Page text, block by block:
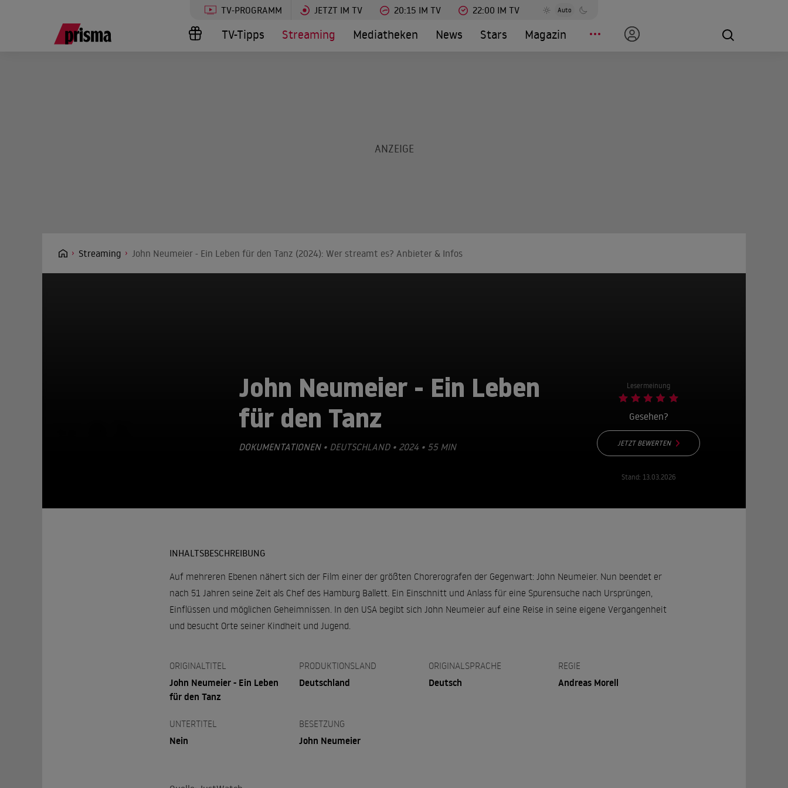
TV-PROGRAMM JETZT IM TV 20:15 IM TV 22:00 IM TV Auto
TV-Tipps Streaming Mediatheken News Stars Magazin
Streaming John Neumeier - Ein Leben für den Tanz (2024): Wer streamt es? Anbieter & Infos
John Neumeier - Ein Leben
für den Tanz
DOKUMENTATIONEN• DEUTSCHLAND • 2024 • 55 MIN
Lesermeinung
Gesehen?
JETZT BEWERTEN
Stand: 13.03.2026
INHALTSBESCHREIBUNG
Auf mehreren Ebenen nähert sich der Film einer der größten Chorerografen der Gegenwart: John Neumeier. Nun beendet er
nach 51 Jahren seine Zeit als Chef des Hamburg Ballett. Ein Einschnitt und Anlass für eine Spurensuche nach Ursprüngen,
Einflüssen und möglichen Geheimnissen. In den USA begibt sich John Neumeier auf eine Reise in seine eigene Vergangenheit
und besucht Orte seiner Kindheit und Jugend.
ORIGINALTITEL
John Neumeier - Ein Leben
für den Tanz
PRODUKTIONSLAND
Deutschland
ORIGINALSPRACHE
Deutsch
REGIE
Andreas Morell
UNTERTITEL
Nein
BESETZUNG
John Neumeier